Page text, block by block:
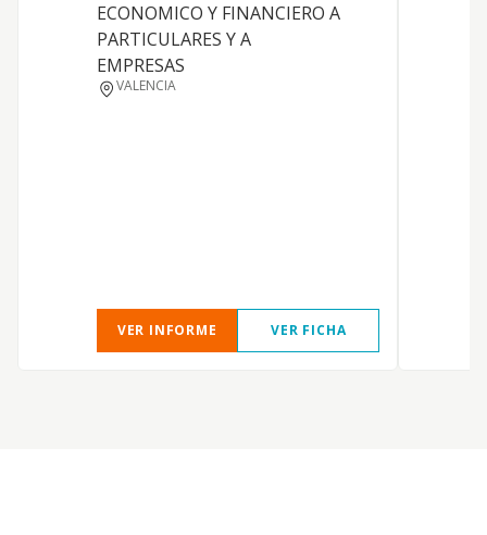
ECONOMICO Y FINANCIERO A
PARTICULARES Y A
EMPRESAS
VALENCIA
VER INFORME VER FICHA